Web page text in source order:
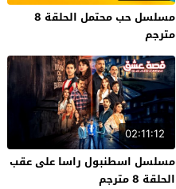
مسلسل حب محتمل الحلقة 8
مترجم
02:11:12
مسلسل اسطنبول راسا على عقب
الحلقة 8 مترجم